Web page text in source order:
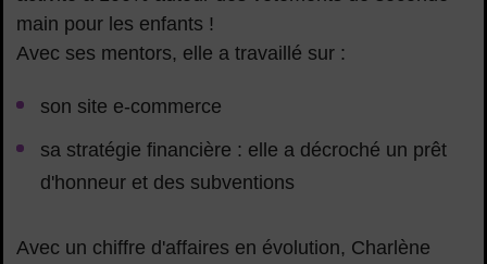
main pour les enfants !
Avec ses mentors, elle a travaillé sur :
son site e-commerce
sa stratégie financière : elle a décroché un prêt
d'honneur et des subventions
Avec un chiffre d'affaires en évolution, Charlène